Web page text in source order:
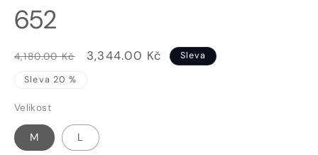
652
Běžná
cena
4,180.00 Kč
Výprodejová
3,344.00 Kč Sleva
Sleva 20 %
Velikost
M L